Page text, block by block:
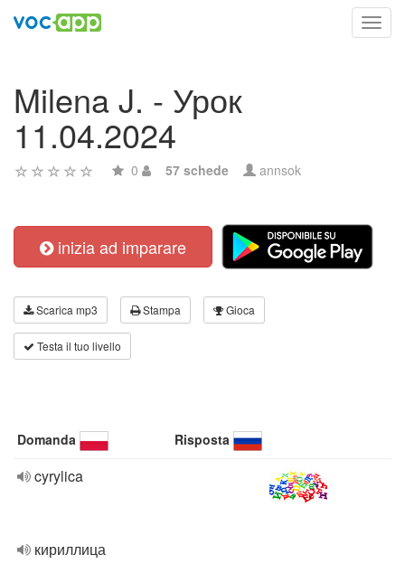
Milena J. - Урок
11.04.2024
0 57 schede annsok
inizia ad imparare
Scarica mp3 Stampa Gioca
Testa il tuo livello
Domanda Risposta
cyrylica
кириллица